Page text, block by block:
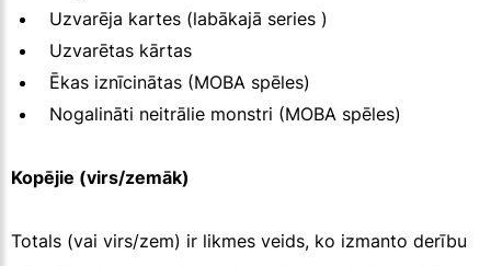
Uzvarēja kartes (labākajā series )
Uzvarētas kārtas
Ēkas iznīcinātas (MOBA spēles)
Nogalināti neitrālie monstri (MOBA spēles)
Kopējie (virs/zemāk)
Totals (vai virs/zem) ir likmes veids, ko izmanto derību